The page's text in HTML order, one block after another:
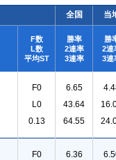
全国 当
F数
L数
平均ST
勝率
2連率
3連率
勝
2連
3連
F0
L0
0.13
6.65
43.64
64.55
F0
6.36